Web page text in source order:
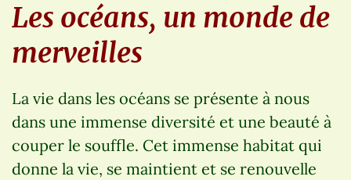
Les océans, un monde de
merveilles
La vie dans les océans se présente à nous
dans une immense diversité et une beauté à
couper le souffle. Cet immense habitat qui
donne la vie, se maintient et se renouvelle